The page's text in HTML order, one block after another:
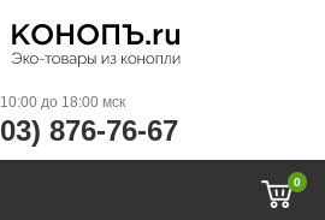
до 18:00 мск
876-76-67
0